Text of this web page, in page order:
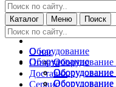
Каталог Меню Поиск
О нас
Оплата
Доставка
Сервис
Оборудование
Оборудование
Оборудование
Оборудование
Оборудование
Оборудование
Оборудование